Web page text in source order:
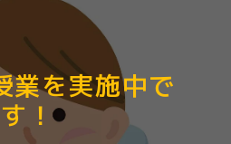
業を実施中で
す！